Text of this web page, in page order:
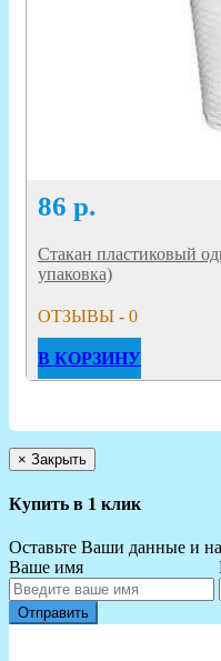
86 р.
Стакан пластиковый
упаковка)
ОТЗЫВЫ - 0
В КОРЗИНУ
× Закрыть
Купить в 1 клик
Оставьте Ваши данные и
Ваше имя
Отправить